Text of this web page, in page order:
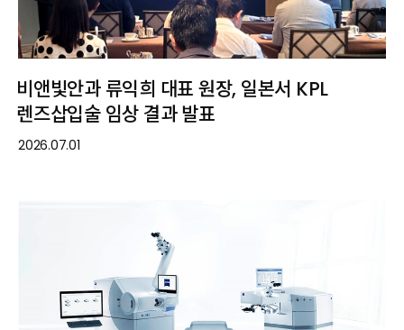
비앤빛안과 류익희 대표 원장, 일본서 KPL
렌즈삽입술 임상 결과 발표
2026.07.01